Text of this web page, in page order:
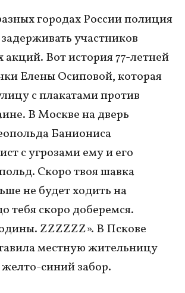
городах России полиция
участников
акций. Вот история 77-летней
Елены Осиповой, которая
с плакатами против
В Москве на дверь
Баниониса
с угрозами ему и его
Скоро твоя шавка
не будет ходить на
тебя скоро доберемся.
ZZZZZZ». В Пскове
местную жительницу
синий забор.